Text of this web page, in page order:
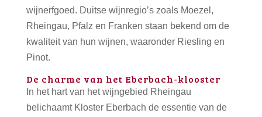
wijnerfgoed. Duitse wijnregio’s zoals Moezel,
Rheingau, Pfalz en Franken staan bekend om de
kwaliteit van hun wijnen, waaronder Riesling en
Pinot.
De charme van het Eberbach-klooster
In het hart van het wijngebied Rheingau
belichaamt Kloster Eberbach de essentie van de